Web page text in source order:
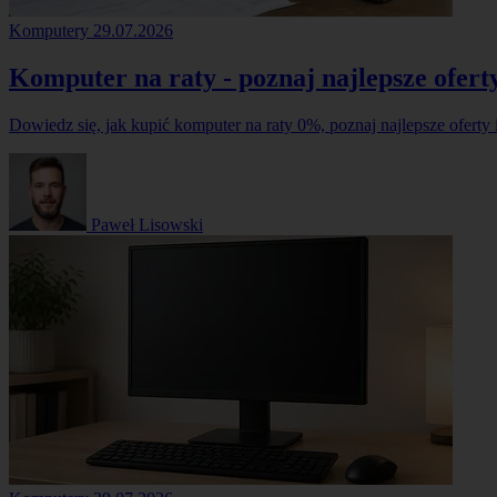
Komputery 29.07.2026
Komputer na raty - poznaj najlepsze
Dowiedz się, jak kupić komputer na raty 0%, poznaj najlepsze
Paweł Lisowski